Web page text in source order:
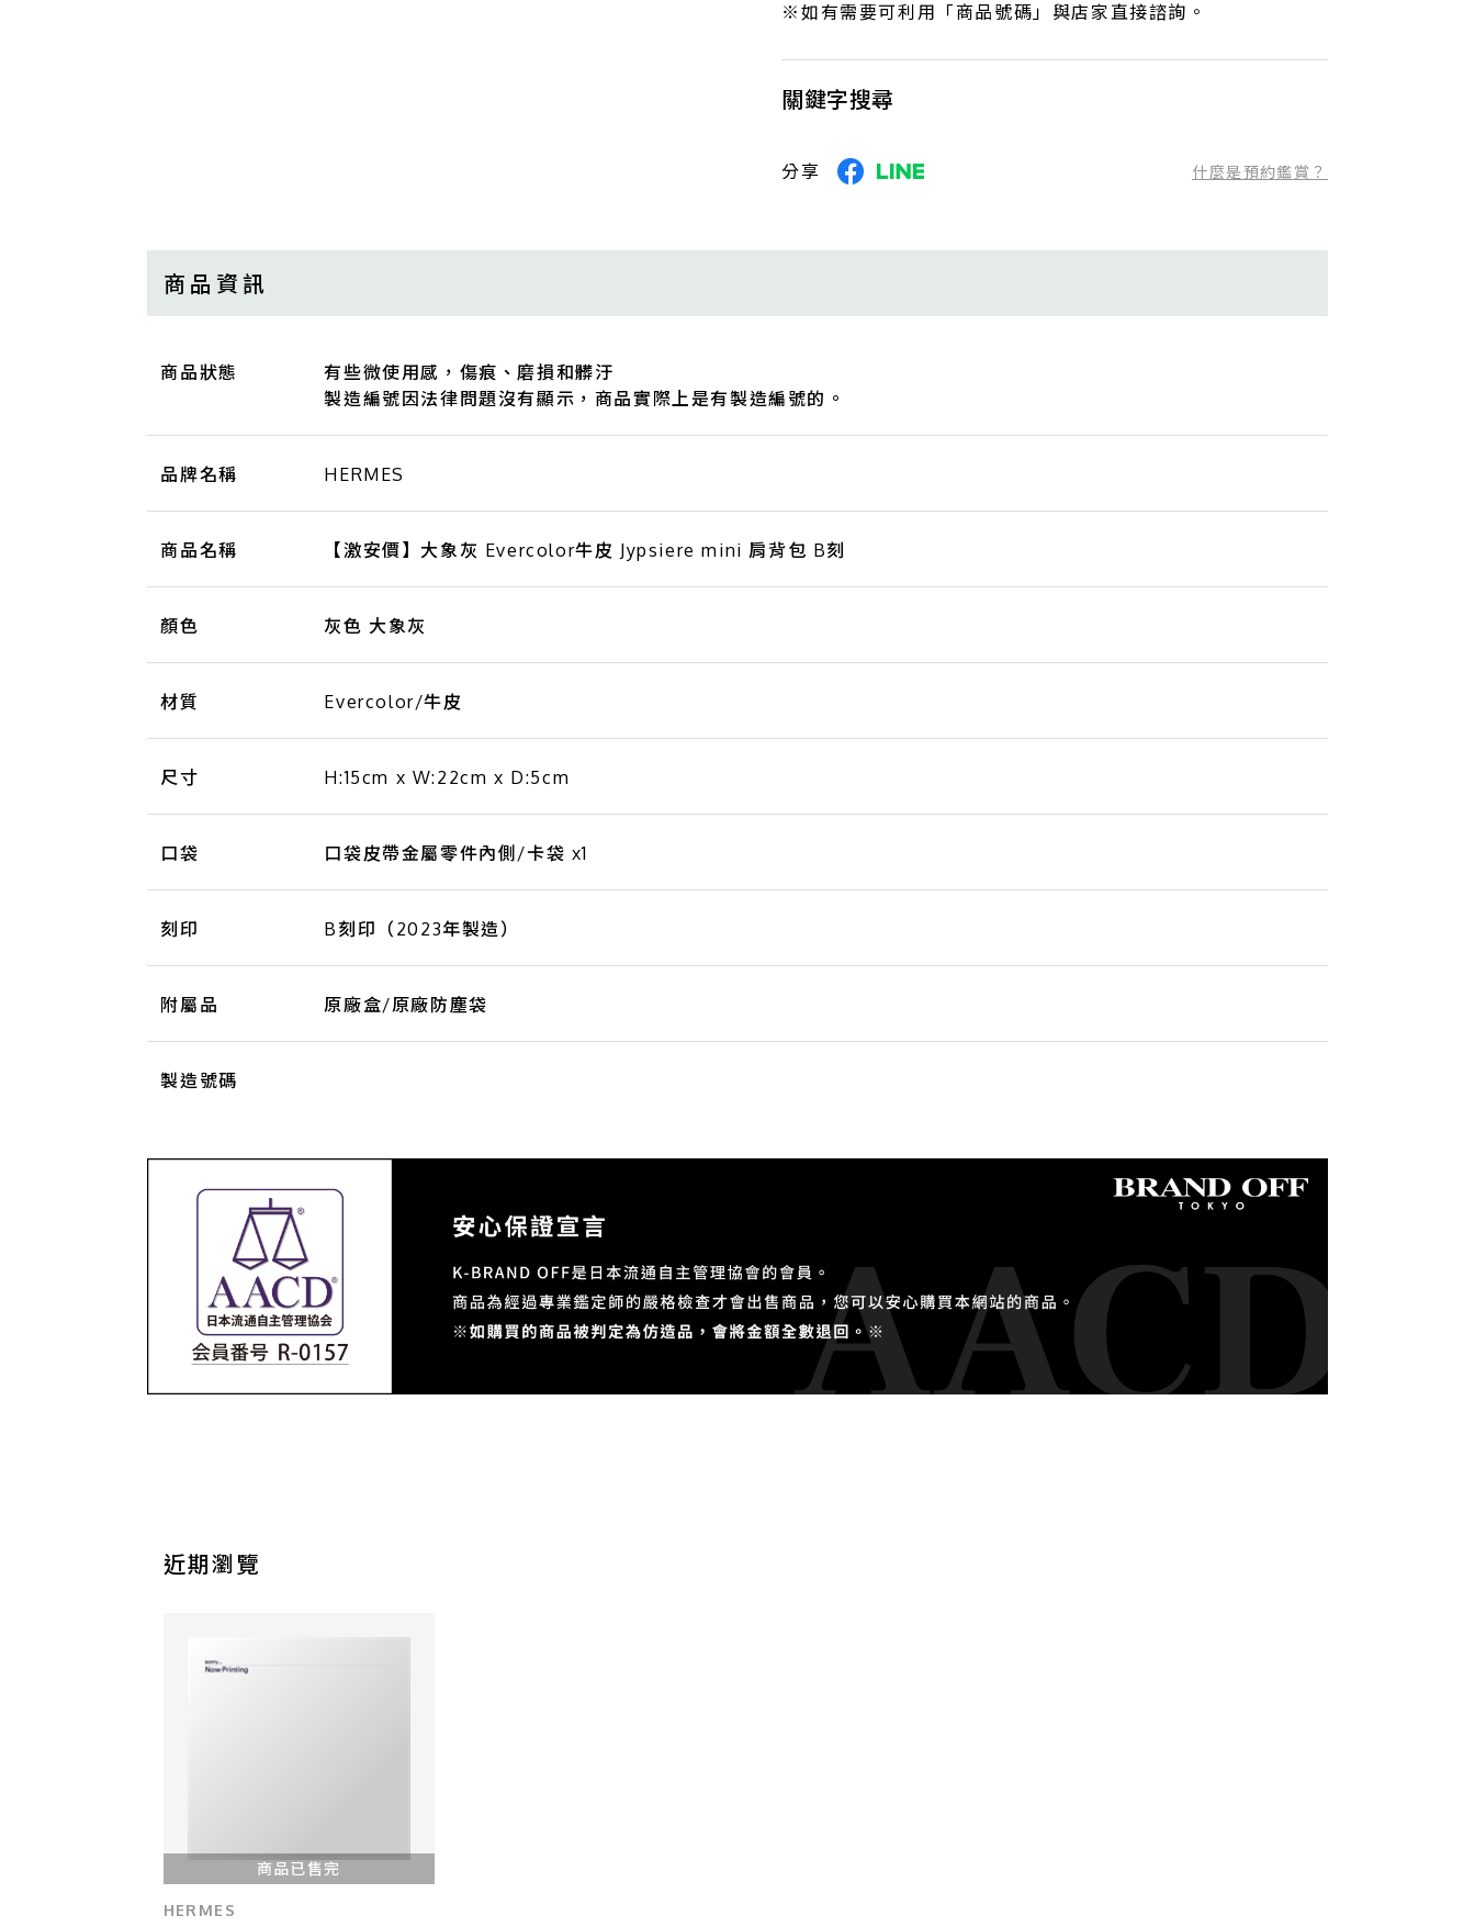
※如有需要可利用「商品號碼」與店家直接諮詢。
關鍵字搜尋
分享 什麼是預約鑑賞？
商品資訊
商品狀態
有些微使用感，傷痕、磨損和髒汙
製造編號因法律問題沒有顯示，商品實際上是有製造編號的。
品牌名稱 HERMES
商品名稱 【激安價】大象灰 Evercolor牛皮 Jypsiere mini 肩背包 B刻
顏色 灰色 大象灰
材質 Evercolor/牛皮
尺寸 H:15cm x W:22cm x D:5cm
口袋 口袋皮帶金屬零件內側/卡袋 x1
刻印 B刻印（2023年製造）
附屬品 原廠盒/原廠防塵袋
製造號碼
近期瀏覽
商品已售完
HERMES